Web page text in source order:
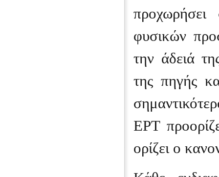
φυσικών
την άδειά
της πηγής
ΕΡΤ
ορίζει ο